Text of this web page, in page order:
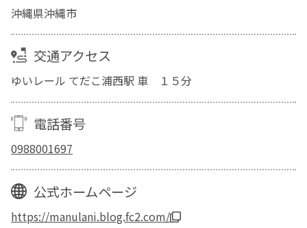
沖縄県沖縄市
交通アクセス
ゆいレール てだこ浦西駅 車 １５分
電話番号
0988001697
公式ホームページ
https://manulani.blog.fc2.com/